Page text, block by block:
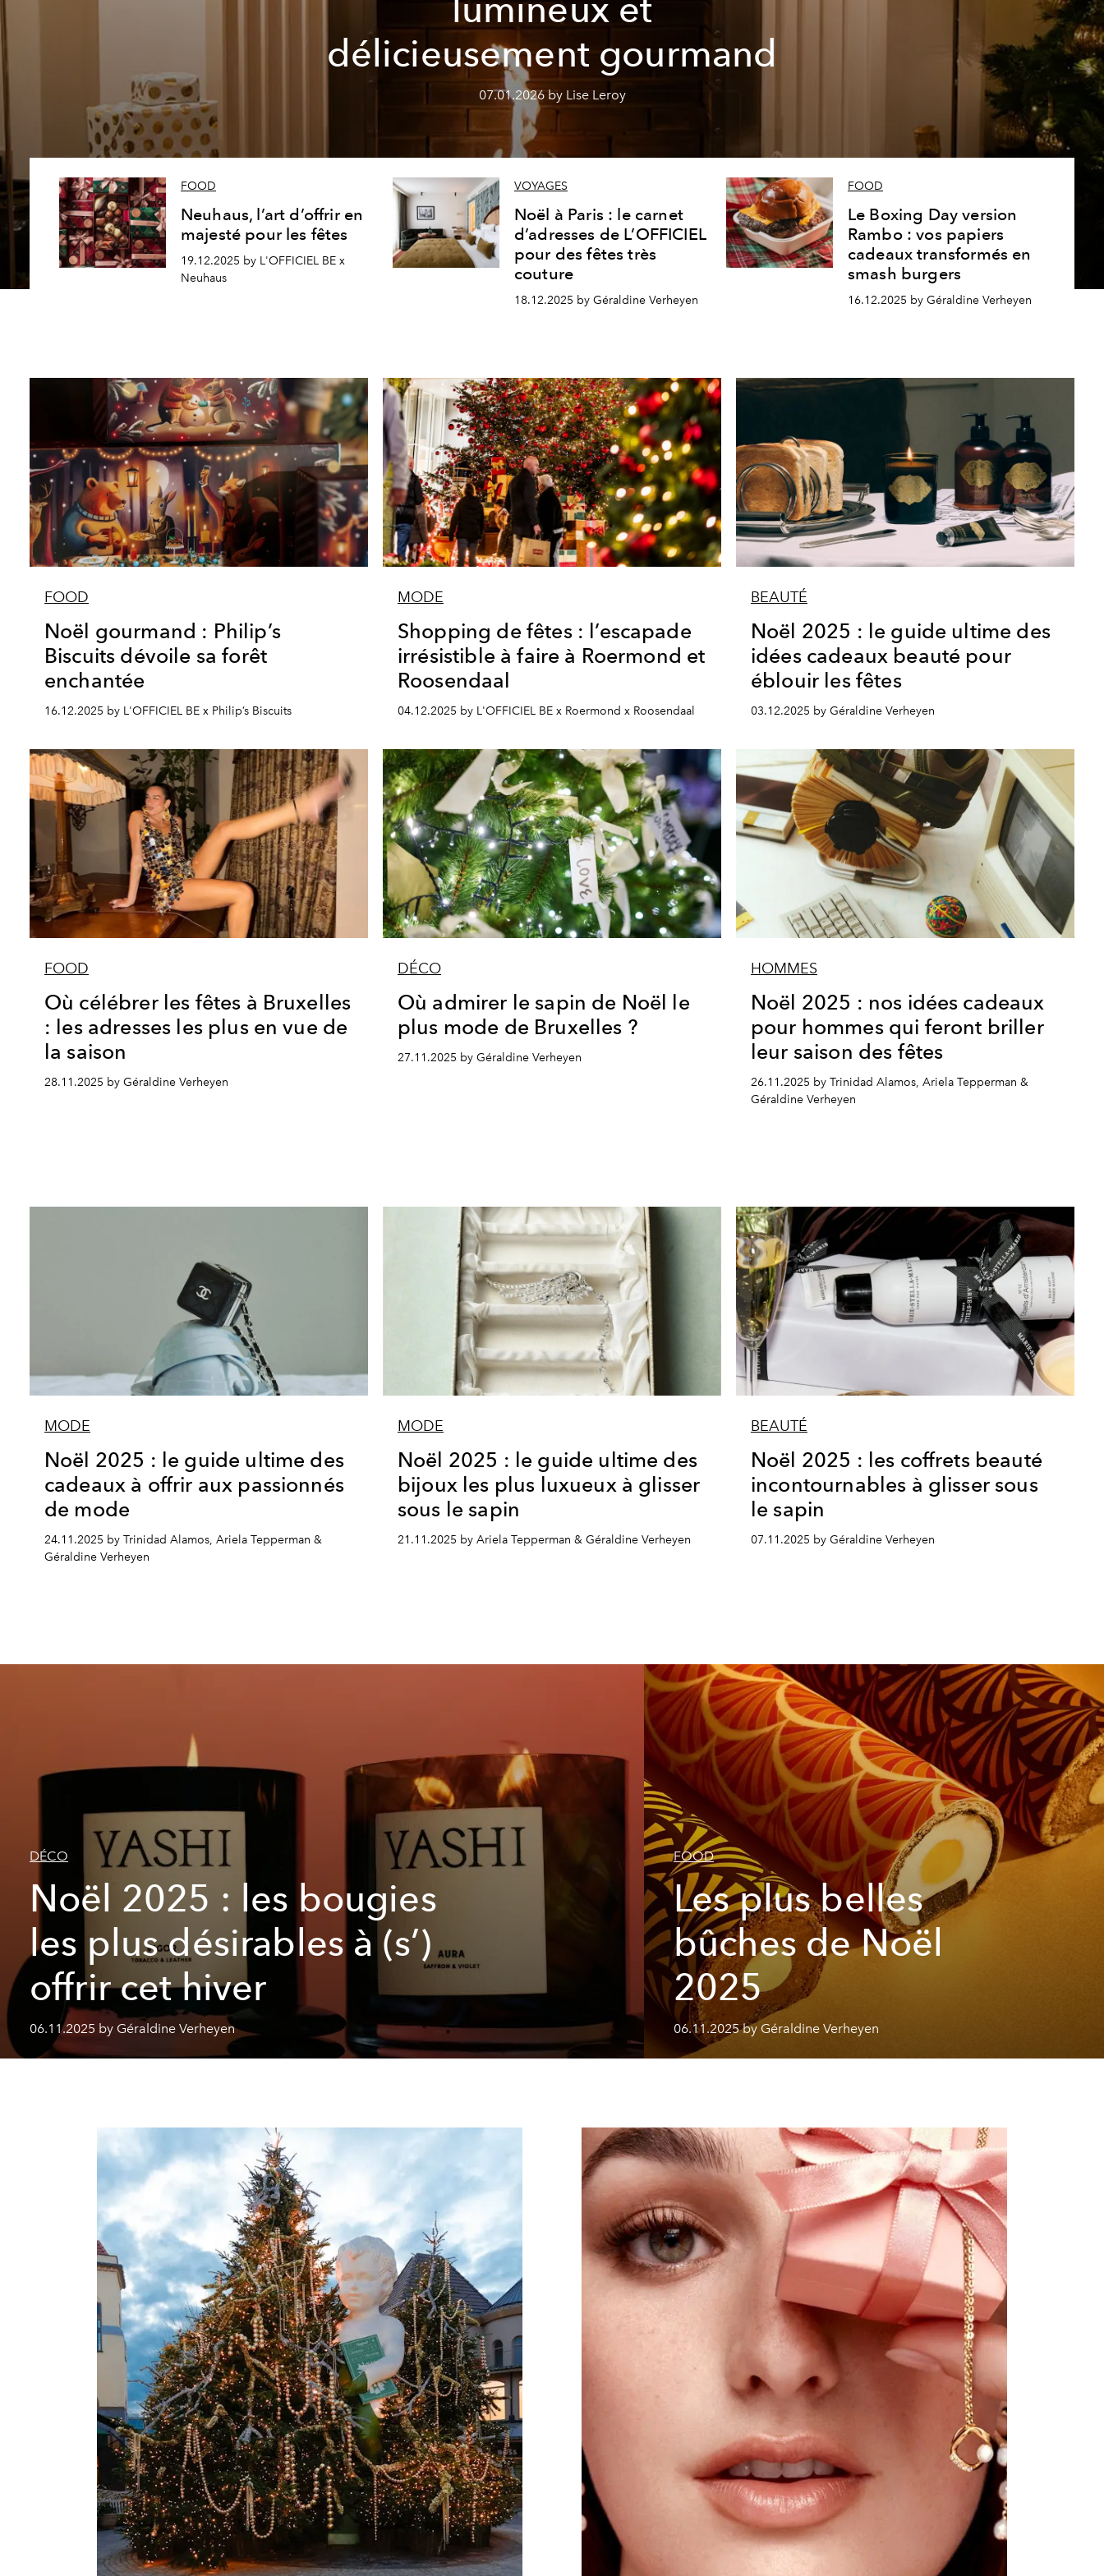
lumineux et
délicieusement gourmand
07.01.2026 by Lise Leroy
FOOD
Neuhaus, l’art d’offrir en
majesté pour les fêtes
19.12.2025 by L'OFFICIEL BE x
Neuhaus
VOYAGES
Noël à Paris : le carnet
d’adresses de L’OFFICIEL
pour des fêtes très
couture
18.12.2025 by Géraldine Verheyen
FOOD
Le Boxing Day version
Rambo : vos papiers
cadeaux transformés en
smash burgers
16.12.2025 by Géraldine Verheyen
FOOD
Noël gourmand : Philip’s
Biscuits dévoile sa forêt
enchantée
16.12.2025 by L'OFFICIEL BE x Philip’s Biscuits
MODE
Shopping de fêtes : l’escapade
irrésistible à faire à Roermond et
Roosendaal
04.12.2025 by L'OFFICIEL BE x Roermond x Roosendaal
BEAUTÉ
Noël 2025 : le guide ultime des
idées cadeaux beauté pour
éblouir les fêtes
03.12.2025 by Géraldine Verheyen
FOOD
Où célébrer les fêtes à Bruxelles
: les adresses les plus en vue de
la saison
28.11.2025 by Géraldine Verheyen
DÉCO
Où admirer le sapin de Noël le
plus mode de Bruxelles ?
27.11.2025 by Géraldine Verheyen
HOMMES
Noël 2025 : nos idées cadeaux
pour hommes qui feront briller
leur saison des fêtes
26.11.2025 by Trinidad Alamos, Ariela Tepperman &
Géraldine Verheyen
MODE
Noël 2025 : le guide ultime des
cadeaux à offrir aux passionnés
de mode
24.11.2025 by Trinidad Alamos, Ariela Tepperman &
Géraldine Verheyen
MODE
Noël 2025 : le guide ultime des
bijoux les plus luxueux à glisser
sous le sapin
21.11.2025 by Ariela Tepperman & Géraldine Verheyen
BEAUTÉ
Noël 2025 : les coffrets beauté
incontournables à glisser sous
le sapin
07.11.2025 by Géraldine Verheyen
DÉCO
Noël 2025 : les bougies
les plus désirables à (s’)
offrir cet hiver
06.11.2025 by Géraldine Verheyen
FOOD
Les plus belles
bûches de Noël
2025
06.11.2025 by Géraldine Verheyen